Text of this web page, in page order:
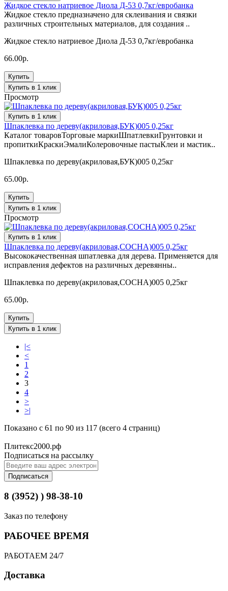
Жидкое стекло натриевое Диола Д-53 0,7кг/евробанка
Жидкое стекло предназначено для склеивания и связки
различных строительных материалов, для создания ..
Жидкое стекло натриевое Диола Д-53 0,7кг/евробанка
66.00р.
Купить
Купить в 1 клик
Просмотр
Купить в 1 клик
Шпаклевка по дереву(акриловая,БУК)005 0,25кг
Каталог товаровТорговые маркиШпатлевкиГрунтовки и
пропиткиКраскиЭмалиКолеровочные пастыКлеи и мастик..
Шпаклевка по дереву(акриловая,БУК)005 0,25кг
65.00р.
Купить
Купить в 1 клик
Просмотр
Купить в 1 клик
Шпаклевка по дереву(акриловая,СОСНА)005 0,25кг
Высококачественная шпатлевка для дерева. Применяется для
исправления дефектов на различных деревянны..
Шпаклевка по дереву(акриловая,СОСНА)005 0,25кг
65.00р.
Купить
Купить в 1 клик
|<
<
1
2
3
4
>
>|
Показано с 61 по 90 из 117 (всего 4 страниц)
Плитекс2000.рф
Подписаться на рассылку
Подписаться
8 (3952) ) 98-38-10
Заказ по телефону
РАБОЧЕЕ ВРЕМЯ
РАБОТАЕМ 24/7
Доставка